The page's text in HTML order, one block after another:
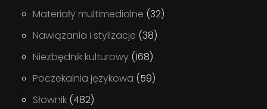
Materiały multimedialne (32)
Nawiązania i stylizacje (38)
Niezbędnik kulturowy (168)
Poczekalnia językowa (59)
Słownik (482)